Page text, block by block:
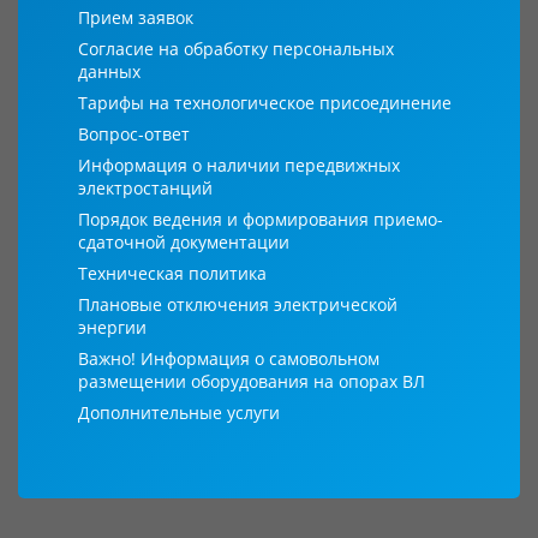
Прием заявок
Согласие на обработку персональных
данных
Тарифы на технологическое присоединение
Вопрос-ответ
Информация о наличии передвижных
электростанций
Порядок ведения и формирования приемо-
сдаточной документации
Техническая политика
Плановые отключения электрической
энергии
Важно! Информация о самовольном
размещении оборудования на опорах ВЛ
Дополнительные услуги